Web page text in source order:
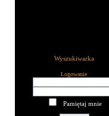
Wyszukiwarka
Logowanie
Pamiętaj mnie